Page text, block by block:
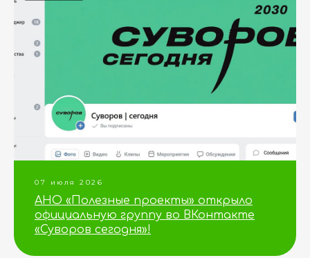
07 июля 2026
АНО «Полезные проекты» открыло
официальную группу во ВКонтакте
«Суворов сегодня»!